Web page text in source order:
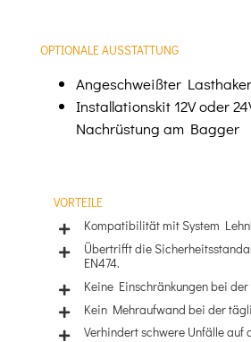
OPTIONALE AUSSTATTUNG
Angeschweißter
Installationskit 12V oder
Nachrüstung am Bagger
VORTEILE
Kompatibilität mit System
Übertrifft die
EN474.
Keine Einschränkungen bei
Kein Mehraufwand bei der
Verhindert schwere Unfälle auf